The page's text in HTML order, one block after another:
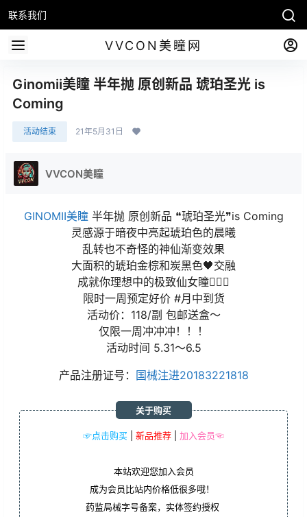
联系我们
VVCON美瞳网
Ginomii美瞳 半年抛 原创新品 琥珀圣光 is
Coming
活动结束 21年5月31日
VVCON美瞳
GINOMII美瞳半年抛 原创新品 ❝琥珀圣光❞is Coming
灵感源于暗夜中亮起琥珀色的晨曦
乱转也不奇怪的神仙渐变效果
大面积的琥珀金棕和炭黑色🖤交融
成就你理想中的极致仙女瞳🧚🏻‍♀️
限时一周预定好价 #月中到货
活动价：118/副 包邮送盒～
仅限一周冲冲冲！！！
活动时间 5.31～6.5
产品注册证号：
国械注进20183221818
☞点击购买 新品推荐 加入会员☜
关于购买
本站欢迎您加入会员
成为会员比站内价格低很多哦！
药监局械字号备案，实体签约授权